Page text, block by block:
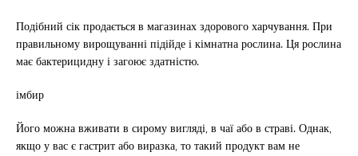
Подібний сік продається в магазинах здорового харчування. При
правильному вирощуванні підійде і кімнатна рослина. Ця рослина
має бактерицидну і загоює здатністю.
імбир
Його можна вживати в сирому вигляді, в чаї або в страві. Однак,
якщо у вас є гастрит або виразка, то такий продукт вам не